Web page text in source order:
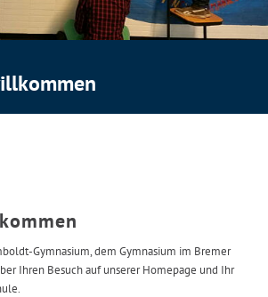
Gymnasium, dem Gymnasium im Bremer
Ihren Besuch auf unserer Homepage und Ihr